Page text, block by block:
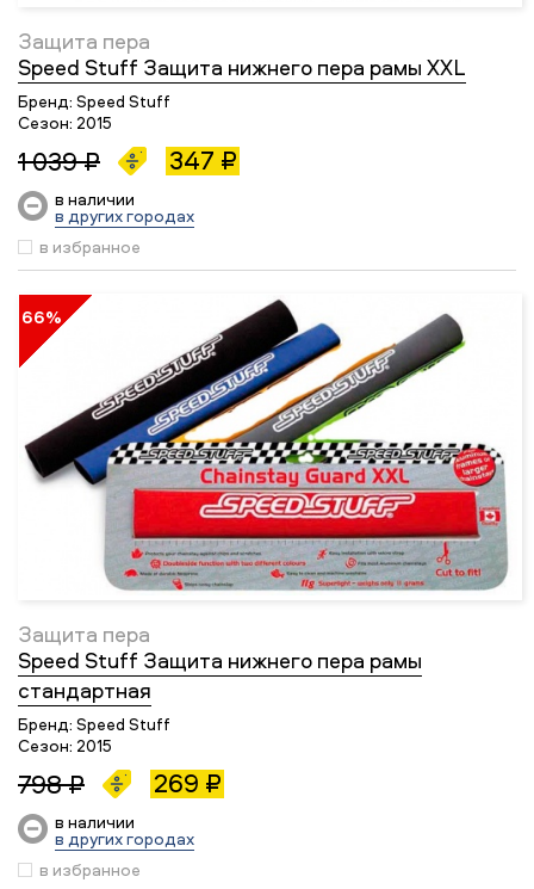
Защита пера
Speed Stuff Защита нижнего пера рамы XXL
Бренд: Speed Stuff
Сезон: 2015
1 039 ₽ 347 ₽
в наличии
в других городах
в избранное
66%
Защита пера
Speed Stuff Защита нижнего пера рамы
стандартная
Бренд: Speed Stuff
Сезон: 2015
798 ₽ 269 ₽
в наличии
в других городах
в избранное